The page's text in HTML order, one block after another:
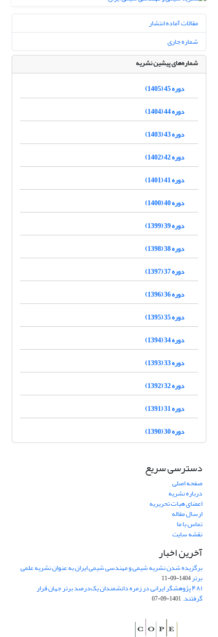
مقالات آماده انتشار
شماره جاری
شماره‌های پیشین نشریه
دوره 45 (1405)
دوره 44 (1404)
دوره 43 (1403)
دوره 42 (1402)
دوره 41 (1401)
دوره 40 (1400)
دوره 39 (1399)
دوره 38 (1398)
دوره 37 (1397)
دوره 36 (1396)
دوره 35 (1395)
دوره 34 (1394)
دوره 33 (1393)
دوره 32 (1392)
دوره 31 (1391)
دوره 30 (1390)
دسترسی سریع
صفحه اصلی
درباره نشریه
اعضای هیات تحریریه
ارسال مقاله
تماس با ما
نقشه سایت
آخرین اخبار
برگزیده شدن نشریه شیمی و مهندسی شیمی ایران به عنوان نشریه علمی
برتر1404-09-11
۴۸۱ پژوهشگر ایرانی در زمره دانشمندان یک‌درصد برتر جهان قرار
گرفتند.1401-09-07